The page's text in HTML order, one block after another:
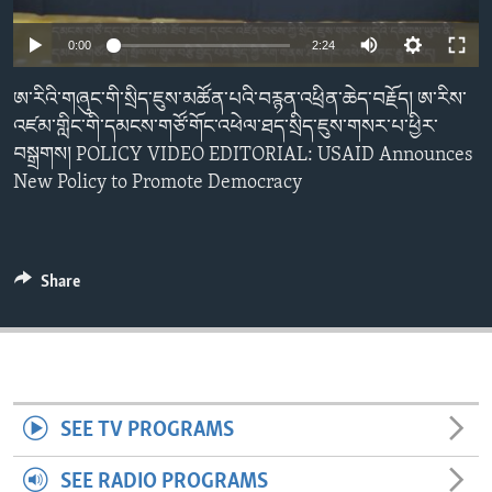
ENVIRONMENT AND HEALTH
IDEALS AND INSTITUTIONS
0:00 2:24
ཨ་རིའི་གཞུང་གི་སྲིད་ཇུས་མཚོན་པའི་བརྙན་འཕྲིན་ཆེད་བརྗོད། ཨ་རིས་
འཛམ་གླིང་གི་དམངས་གཙོ་གོང་འཕེལ་ཐད་སྲིད་ཇུས་གསར་པ་ཕྱིར་
བསྒྲགས། POLICY VIDEO EDITORIAL: USAID Announces
New Policy to Promote Democracy
Share
SEE TV PROGRAMS
SEE RADIO PROGRAMS